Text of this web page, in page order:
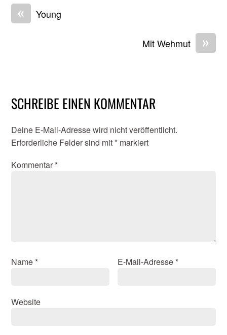
« Young
»
Mit Wehmut
SCHREIBE EINEN KOMMENTAR
Deine E-Mail-Adresse wird nicht veröffentlicht.
Erforderliche Felder sind mit * markiert
Kommentar *
Name * E-Mail-Adresse *
Website